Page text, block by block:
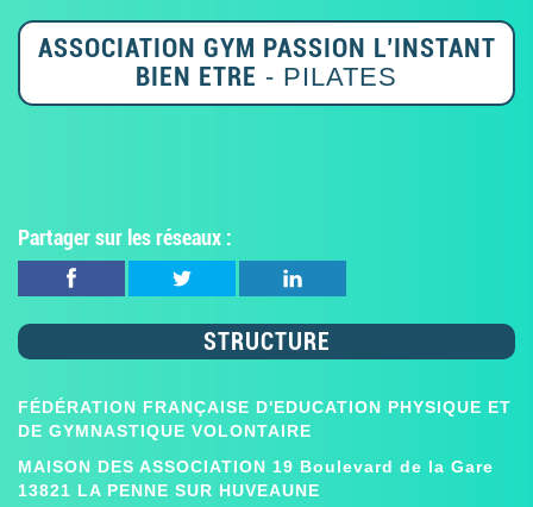
ASSOCIATION GYM PASSION L’INSTANT
BIEN ETRE - PILATES
Partager sur les réseaux :
STRUCTURE
FÉDÉRATION FRANÇAISE D'EDUCATION PHYSIQUE ET
DE GYMNASTIQUE VOLONTAIRE
MAISON DES ASSOCIATION 19 Boulevard de la Gare
13821 LA PENNE SUR HUVEAUNE